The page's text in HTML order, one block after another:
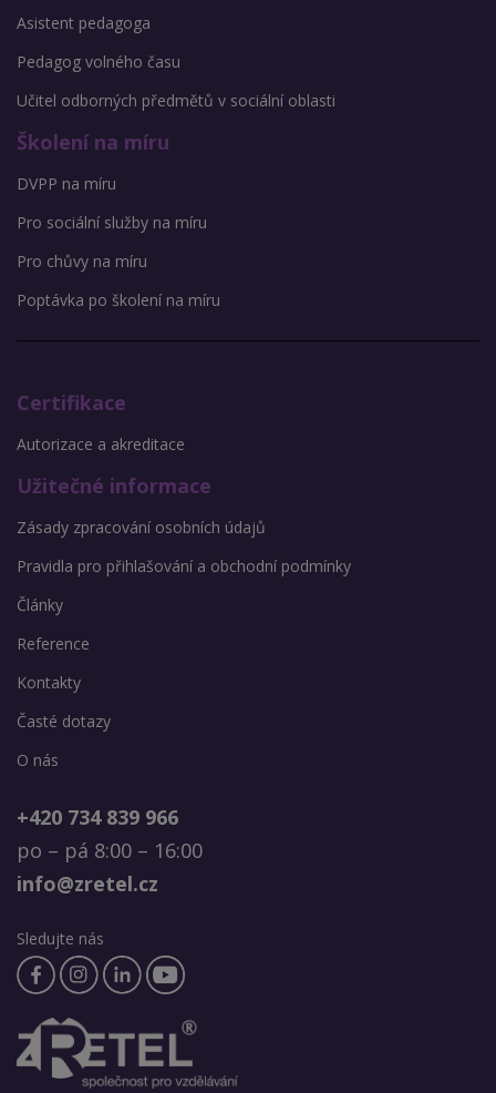
Asistent pedagoga
Pedagog volného času
Učitel odborných předmětů v sociální oblasti
Školení na míru
DVPP na míru
Pro sociální služby na míru
Pro chůvy na míru
Poptávka po školení na míru
Certifikace
Autorizace a akreditace
Užitečné informace
Zásady zpracování osobních údajů
Pravidla pro přihlašování a obchodní podmínky
Články
Reference
Kontakty
Časté dotazy
O nás
+420 734 839 966
po – pá 8:00 – 16:00
info@zretel.cz
Sledujte nás